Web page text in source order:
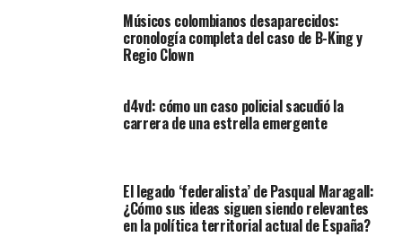
Músicos colombianos desaparecidos:
cronología completa del caso de B-King y
Regio Clown
d4vd: cómo un caso policial sacudió la
carrera de una estrella emergente
El legado ‘federalista’ de Pasqual Maragall:
¿Cómo sus ideas siguen siendo relevantes
en la política territorial actual de España?